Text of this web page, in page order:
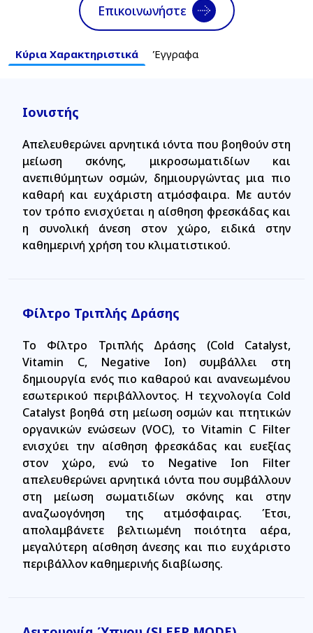
Επικοινωνήστε
Κύρια Χαρακτηριστικά Έγγραφα
Ιονιστής
Απελευθερώνει αρνητικά ιόντα που βοηθούν στη
μείωση σκόνης, μικροσωματιδίων και
ανεπιθύμητων οσμών, δημιουργώντας μια πιο
καθαρή και ευχάριστη ατμόσφαιρα. Με αυτόν
τον τρόπο ενισχύεται η αίσθηση φρεσκάδας και
η συνολική άνεση στον χώρο, ειδικά στην
καθημερινή χρήση του κλιματιστικού.
Φίλτρο Τριπλής Δράσης
Το Φίλτρο Τριπλής Δράσης (Cold Catalyst,
Vitamin C, Negative Ion) συμβάλλει στη
δημιουργία ενός πιο καθαρού και ανανεωμένου
εσωτερικού περιβάλλοντος. Η τεχνολογία Cold
Catalyst βοηθά στη μείωση οσμών και πτητικών
οργανικών ενώσεων (VOC), το Vitamin C Filter
ενισχύει την αίσθηση φρεσκάδας και ευεξίας
στον χώρο, ενώ το Negative Ion Filter
απελευθερώνει αρνητικά ιόντα που συμβάλλουν
στη μείωση σωματιδίων σκόνης και στην
αναζωογόνηση της ατμόσφαιρας. Έτσι,
απολαμβάνετε βελτιωμένη ποιότητα αέρα,
μεγαλύτερη αίσθηση άνεσης και πιο ευχάριστο
περιβάλλον καθημερινής διαβίωσης.